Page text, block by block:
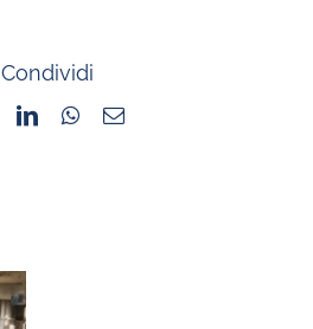
Condividi
FacebookLinkedInWhatsApp
Email